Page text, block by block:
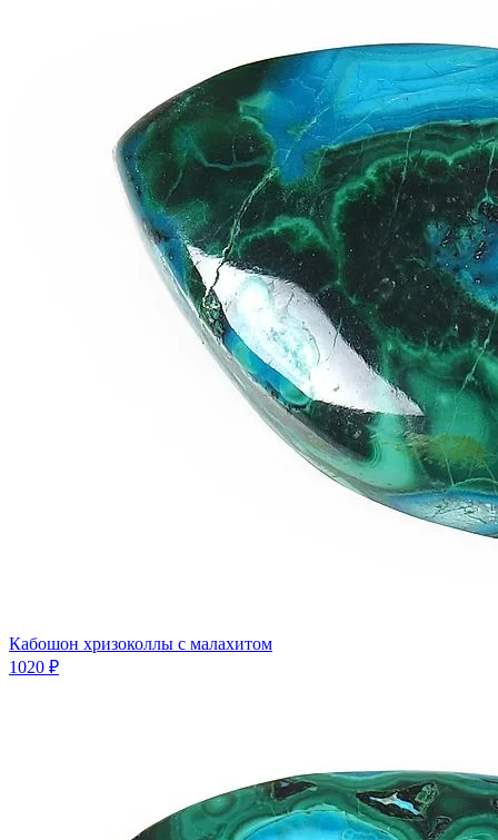
Кабошон хризоколлы с малахитом
1020 ₽